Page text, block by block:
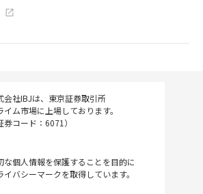
会社IBJは、東京証券取引所
イム市場に上場しております。
券コード：6071）
な個人情報を保護することを目的に
イバシーマークを取得しています。